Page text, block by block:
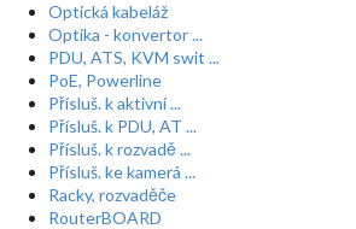
Optická kabeláž
Optika - konvertor ...
PDU, ATS, KVM swit ...
PoE, Powerline
Přísluš. k aktivní ...
Přísluš. k PDU, AT ...
Přísluš. k rozvadě ...
Přísluš. ke kamerá ...
Racky, rozvaděče
RouterBOARD